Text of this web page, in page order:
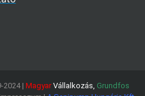
2024 | Magyar Vállalkozás, Grundfos